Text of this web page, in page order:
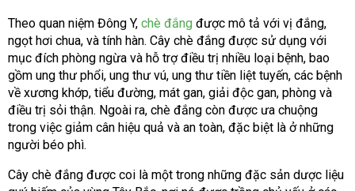
Theo quan niệm Đông Y, chè đắng được mô tả với vị đắng,
ngọt hơi chua, và tính hàn. Cây chè đắng được sử dụng với
mục đích phòng ngừa và hỗ trợ điều trị nhiều loại bệnh, bao
gồm ung thư phổi, ung thư vú, ung thư tiền liệt tuyến, các bệnh
về xương khớp, tiểu đường, mát gan, giải độc gan, phòng và
điều trị sỏi thận. Ngoài ra, chè đắng còn được ưa chuộng
trong việc giảm cân hiệu quả và an toàn, đặc biệt là ở những
người béo phì.
Cây chè đắng được coi là một trong những đặc sản dược liệu